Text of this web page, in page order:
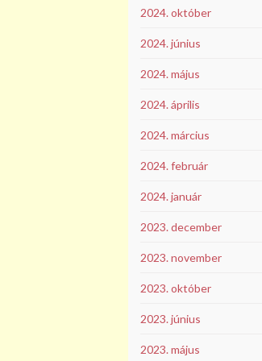
2024. október
2024. június
2024. május
2024. április
2024. március
2024. február
2024. január
2023. december
2023. november
2023. október
2023. június
2023. május